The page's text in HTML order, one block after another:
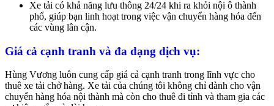
Xe tải có khả năng lưu thông 24/24 khi ra khỏi nội ô thành
phố, giúp bạn linh hoạt trong việc vận chuyển hàng hóa đến
các vùng lân cận.
Giá cả cạnh tranh và đa dạng dịch vụ:
Hùng Vương luôn cung cấp giá cả cạnh tranh trong lĩnh vực cho
thuê xe tải chở hàng. Xe tải của chúng tôi không chỉ dành cho vận
chuyển hàng hóa nội thành mà còn cho thuê đi tỉnh và tham gia các